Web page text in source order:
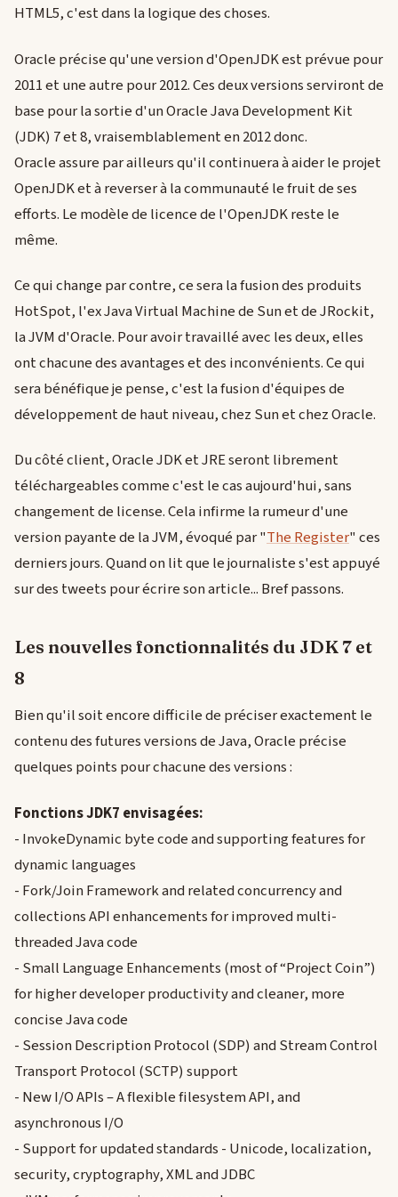
HTML5, c'est dans la logique des choses.
Oracle précise qu'une version d'OpenJDK est prévue pour
2011 et une autre pour 2012. Ces deux versions serviront de
base pour la sortie d'un Oracle Java Development Kit
(JDK) 7 et 8, vraisemblablement en 2012 donc.
Oracle assure par ailleurs qu'il continuera à aider le projet
OpenJDK et à reverser à la communauté le fruit de ses
efforts. Le modèle de licence de l'OpenJDK reste le
même.
Ce qui change par contre, ce sera la fusion des produits
HotSpot, l'ex Java Virtual Machine de Sun et de JRockit,
la JVM d'Oracle. Pour avoir travaillé avec les deux, elles
ont chacune des avantages et des inconvénients. Ce qui
sera bénéfique je pense, c'est la fusion d'équipes de
développement de haut niveau, chez Sun et chez Oracle.
Du côté client, Oracle JDK et JRE seront librement
téléchargeables comme c'est le cas aujourd'hui, sans
changement de license. Cela infirme la rumeur d'une
version payante de la JVM, évoqué par "The Register" ces
derniers jours. Quand on lit que le journaliste s'est appuyé
sur des tweets pour écrire son article... Bref passons.
Les nouvelles fonctionnalités du JDK 7 et
8
Bien qu'il soit encore difficile de préciser exactement le
contenu des futures versions de Java, Oracle précise
quelques points pour chacune des versions :
Fonctions JDK7 envisagées:
- InvokeDynamic byte code and supporting features for
dynamic languages
- Fork/Join Framework and related concurrency and
collections API enhancements for improved multi-
threaded Java code
- Small Language Enhancements (most of “Project Coin”)
for higher developer productivity and cleaner, more
concise Java code
- Session Description Protocol (SDP) and Stream Control
Transport Protocol (SCTP) support
- New I/O APIs – A flexible filesystem API, and
asynchronous I/O
- Support for updated standards - Unicode, localization,
security, cryptography, XML and JDBC